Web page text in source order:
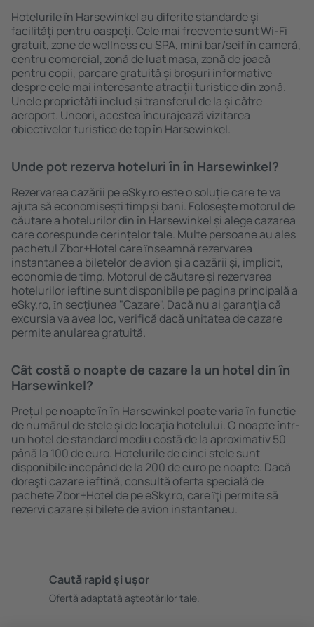
Hotelurile în Harsewinkel au diferite standarde și
facilități pentru oaspeți. Cele mai frecvente sunt Wi-Fi
gratuit, zone de wellness cu SPA, mini bar/seif în cameră,
centru comercial, zonă de luat masa, zonă de joacă
pentru copii, parcare gratuită și broșuri informative
despre cele mai interesante atracții turistice din zonă.
Unele proprietăți includ și transferul de la și către
aeroport. Uneori, acestea încurajează vizitarea
obiectivelor turistice de top în Harsewinkel.
Unde pot rezerva hoteluri ȋn în Harsewinkel?
Rezervarea cazării pe eSky.ro este o soluție care te va
ajuta să economiseşti timp și bani. Foloseşte motorul de
căutare a hotelurilor din în Harsewinkel și alege cazarea
care corespunde cerințelor tale. Multe persoane au ales
pachetul Zbor+Hotel care ȋnseamnă rezervarea
instantanee a biletelor de avion şi a cazării şi, implicit,
economie de timp. Motorul de căutare și rezervarea
hotelurilor ieftine sunt disponibile pe pagina principală a
eSky.ro, ȋn secţiunea "Cazare". Dacă nu ai garanţia că
excursia va avea loc, verifică dacă unitatea de cazare
permite anularea gratuită.
Cât costă o noapte de cazare la un hotel din în
Harsewinkel?
Prețul pe noapte în în Harsewinkel poate varia în funcție
de numărul de stele și de locaţia hotelului. O noapte într-
un hotel de standard mediu costă de la aproximativ 50
până la 100 de euro. Hotelurile de cinci stele sunt
disponibile ȋncepând de la 200 de euro pe noapte. Dacă
doreşti cazare ieftină, consultă oferta specială de
pachete Zbor+Hotel de pe eSky.ro, care ȋţi permite să
rezervi cazare și bilete de avion instantaneu.
Caută rapid şi uşor
Ofertă adaptată aşteptărilor tale.